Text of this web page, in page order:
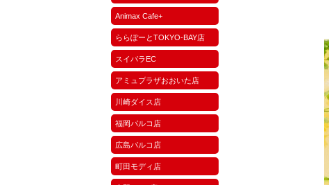
Animax Cafe+
ららぽーとTOKYO-BAY店
スイパラEC
アミュプラザおおいた店
川崎ダイス店
福岡パルコ店
広島パルコ店
町田モディ店